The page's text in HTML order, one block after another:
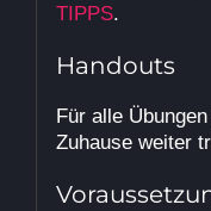
TIPPS.
Handouts
Für alle
Zuhause weiter